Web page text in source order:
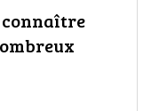
connaître